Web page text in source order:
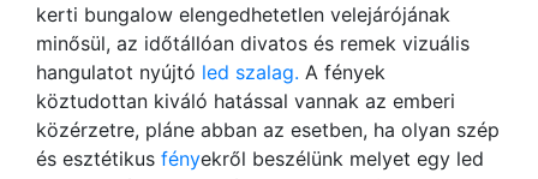
kerti bungalow elengedhetetlen velejárójának
minősül, az időtállóan divatos és remek vizuális
hangulatot nyújtó led szalag. A fények
köztudottan kiváló hatással vannak az emberi
közérzetre, pláne abban az esetben, ha olyan szép
és esztétikus fényekről beszélünk melyet egy led